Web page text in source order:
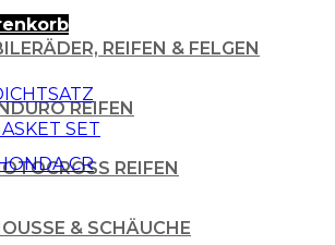
RÄDER, REIFEN & FELGEN
REIFEN
REIFEN
& SCHÄUCHE